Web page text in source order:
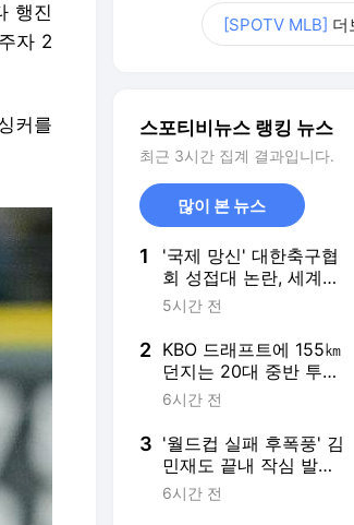
행진
자 2
커를
[SPOTV MLB] 더
스포티비뉴스 랭킹 뉴스
최근 3시간 집계 결과입니다.
많이 본 뉴스
1
'국제 망신' 대한축구협
회 성접대 논란, 세계로
퍼진다...2002 4강 신화
란 재소환'
5시간 전
2 KBO 드래프트에 155㎞
던지는 20대 중반 투수
등장한다고? “도대체 무
6시간 전
3 '월드컵 실패 후폭풍' 김
민재도 끝내 작심 발
언..."하고자 하는 축구가
6시간 전